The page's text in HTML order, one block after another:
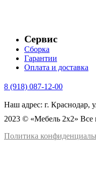
Сервис
Сборка
Гарантии
Оплата и доставка
8 (918) 087-12-00
Наш адрес: г. Краснодар,
2023 © «Мебель 2x2»
Политика